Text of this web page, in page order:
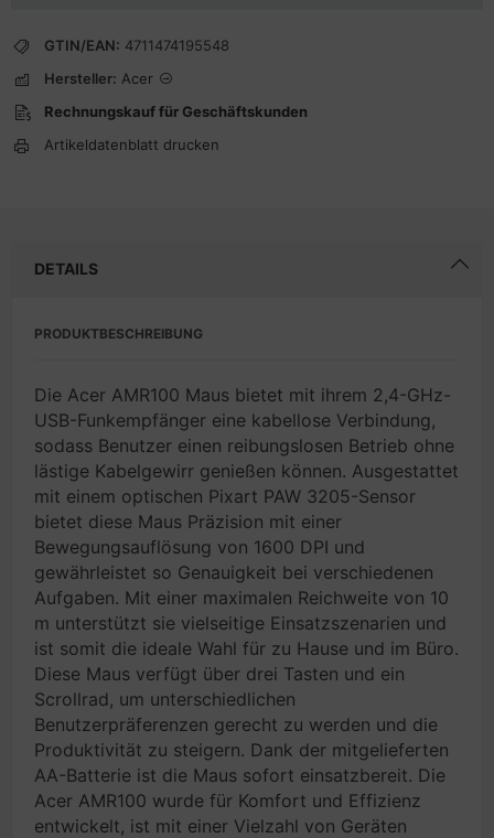
GTIN/EAN: 4711474195548
Hersteller: Acer
Rechnungskauf für Geschäftskunden
Artikeldatenblatt drucken
DETAILS
PRODUKTBESCHREIBUNG
Die Acer AMR100 Maus bietet mit ihrem 2,4-GHz-
USB-Funkempfänger eine kabellose Verbindung,
sodass Benutzer einen reibungslosen Betrieb ohne
lästige Kabelgewirr genießen können. Ausgestattet
mit einem optischen Pixart PAW 3205-Sensor
bietet diese Maus Präzision mit einer
Bewegungsauflösung von 1600 DPI und
gewährleistet so Genauigkeit bei verschiedenen
Aufgaben. Mit einer maximalen Reichweite von 10
m unterstützt sie vielseitige Einsatzszenarien und
ist somit die ideale Wahl für zu Hause und im Büro.
Diese Maus verfügt über drei Tasten und ein
Scrollrad, um unterschiedlichen
Benutzerpräferenzen gerecht zu werden und die
Produktivität zu steigern. Dank der mitgelieferten
AA-Batterie ist die Maus sofort einsatzbereit. Die
Acer AMR100 wurde für Komfort und Effizienz
entwickelt, ist mit einer Vielzahl von Geräten